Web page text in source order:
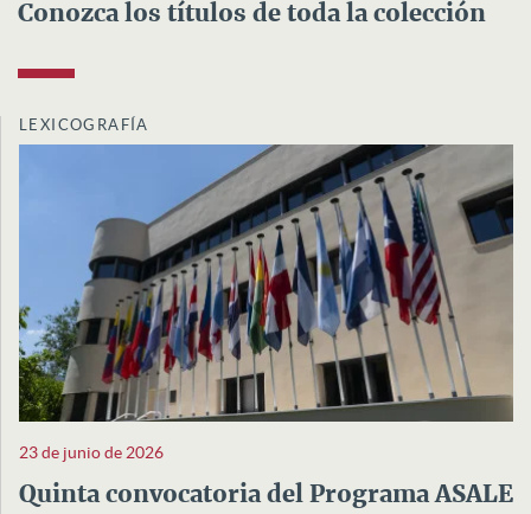
Conozca los títulos de toda la colección
LEXICOGRAFÍA
23 de junio de 2026
Quinta convocatoria del Programa ASALE